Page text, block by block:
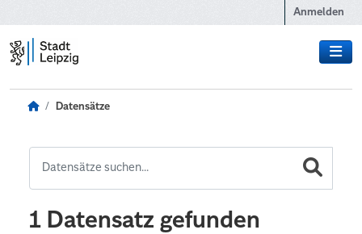
Anmelden
Datensätze
1 Datensatz gefunden